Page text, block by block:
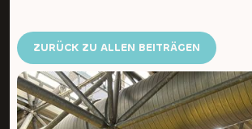
ZURÜCK ZU ALLEN BEITRÄGEN